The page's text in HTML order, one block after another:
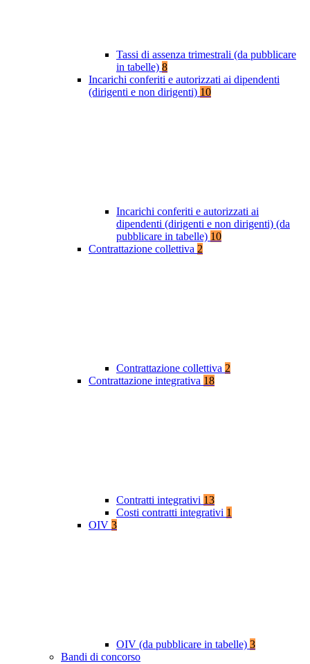
Tassi di assenza trimestrali (da pubblicare
in tabelle) 8
Incarichi conferiti e autorizzati ai dipendenti
(dirigenti e non dirigenti) 10
Incarichi conferiti e autorizzati ai
dipendenti (dirigenti e non dirigenti) (da
pubblicare in tabelle) 10
Contrattazione collettiva 2
Contrattazione collettiva 2
Contrattazione integrativa 18
Contratti integrativi 13
Costi contratti integrativi 1
OIV 3
OIV (da pubblicare in tabelle) 3
Bandi di concorso